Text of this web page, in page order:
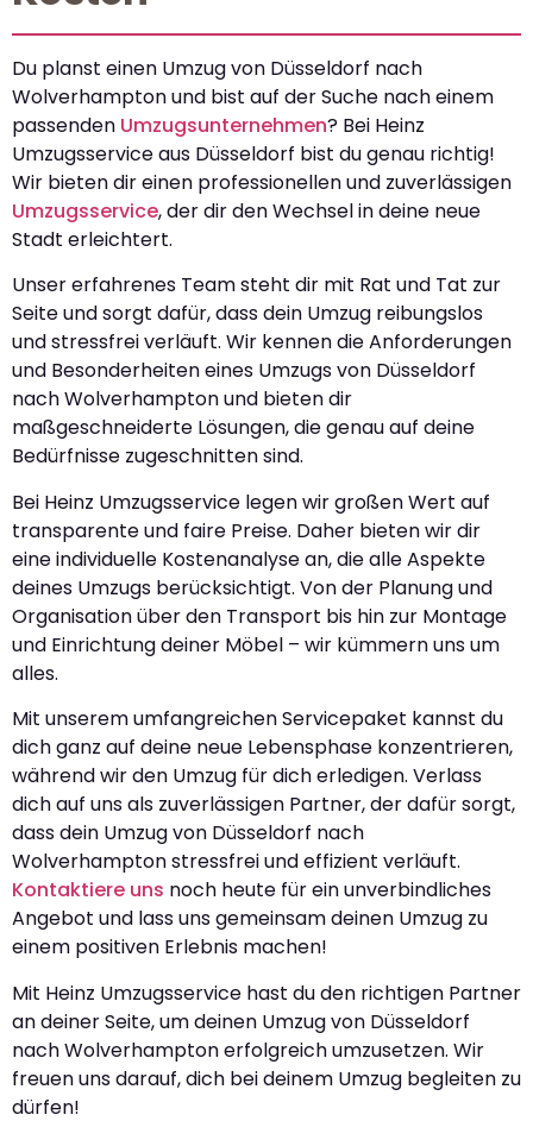
Du planst einen Umzug von Düsseldorf nach
Wolverhampton und bist auf der Suche nach einem
passenden Umzugsunternehmen? Bei Heinz
Umzugsservice aus Düsseldorf bist du genau richtig!
Wir bieten dir einen professionellen und zuverlässigen
Umzugsservice, der dir den Wechsel in deine neue
Stadt erleichtert.
Unser erfahrenes Team steht dir mit Rat und Tat zur
Seite und sorgt dafür, dass dein Umzug reibungslos
und stressfrei verläuft. Wir kennen die Anforderungen
und Besonderheiten eines Umzugs von Düsseldorf
nach Wolverhampton und bieten dir
maßgeschneiderte Lösungen, die genau auf deine
Bedürfnisse zugeschnitten sind.
Bei Heinz Umzugsservice legen wir großen Wert auf
transparente und faire Preise. Daher bieten wir dir
eine individuelle Kostenanalyse an, die alle Aspekte
deines Umzugs berücksichtigt. Von der Planung und
Organisation über den Transport bis hin zur Montage
und Einrichtung deiner Möbel – wir kümmern uns um
alles.
Mit unserem umfangreichen Servicepaket kannst du
dich ganz auf deine neue Lebensphase konzentrieren,
während wir den Umzug für dich erledigen. Verlass
dich auf uns als zuverlässigen Partner, der dafür sorgt,
dass dein Umzug von Düsseldorf nach
Wolverhampton stressfrei und effizient verläuft.
Kontaktiere uns noch heute für ein unverbindliches
Angebot und lass uns gemeinsam deinen Umzug zu
einem positiven Erlebnis machen!
Mit Heinz Umzugsservice hast du den richtigen Partner
an deiner Seite, um deinen Umzug von Düsseldorf
nach Wolverhampton erfolgreich umzusetzen. Wir
freuen uns darauf, dich bei deinem Umzug begleiten zu
dürfen!